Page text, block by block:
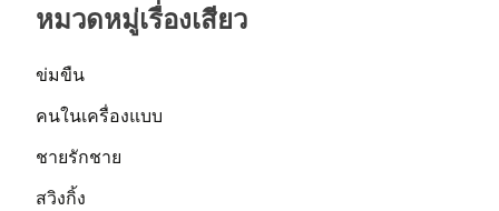
หมวดหมู่เรื่องเสียว
ข่มขืน
คนในเครื่องแบบ
ชายรักชาย
สวิงกิ้ง